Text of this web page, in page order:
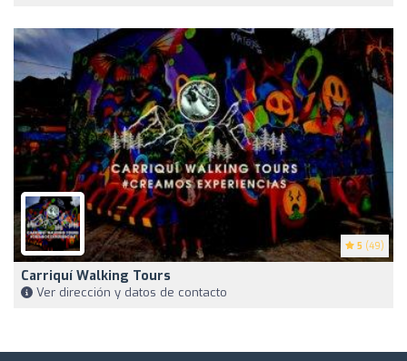
5 (49)
Carriquí Walking Tours
Ver dirección y datos de contacto